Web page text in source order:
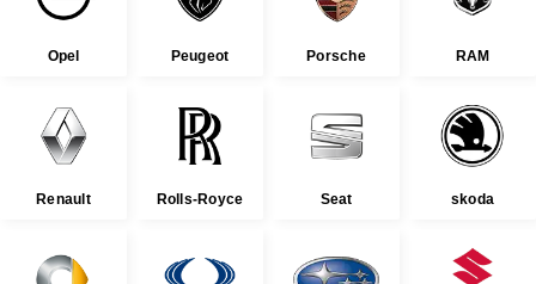
Opel Peugeot Porsche RAM
Renault Rolls-Royce Seat skoda